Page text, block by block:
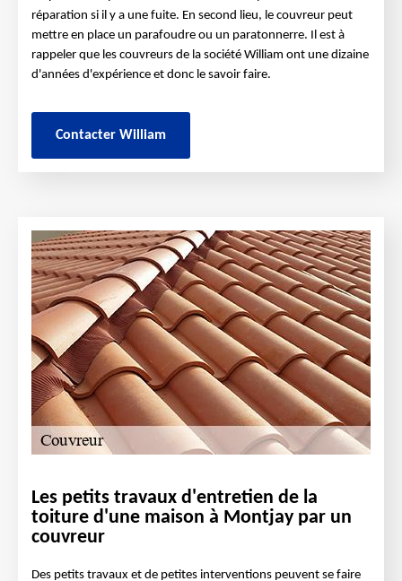
réparation si il y a une fuite. En second lieu, le couvreur peut
mettre en place un parafoudre ou un paratonnerre. Il est à
rappeler que les couvreurs de la société William ont une dizaine
d'années d'expérience et donc le savoir faire.
Contacter William
Les petits travaux d'entretien de la
toiture d'une maison à Montjay par un
couvreur
Des petits travaux et de petites interventions peuvent se faire